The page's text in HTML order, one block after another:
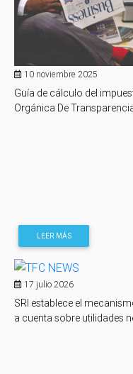
10 noviembre 2025
Guía de cálculo del
Orgánica De
LEER MÁS
17 julio 2026
SRI establece el
a cuenta sobre utilidades